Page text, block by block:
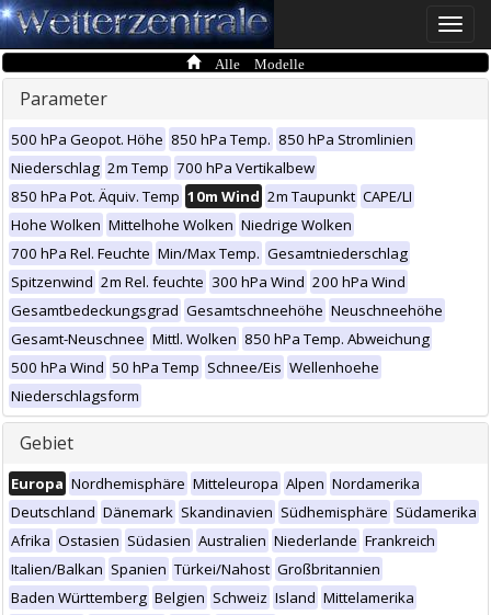
Toggle
Alle Modelle
Parameter
500 hPa Geopot. Höhe 850 hPa Temp. 850 hPa Stromlinien
Niederschlag 2m Temp 700 hPa Vertikalbew
850 hPa Pot. Äquiv. Temp 10m Wind 2m Taupunkt CAPE/LI
Hohe Wolken Mittelhohe Wolken Niedrige Wolken
700 hPa Rel. Feuchte Min/Max Temp. Gesamtniederschlag
Spitzenwind 2m Rel. feuchte 300 hPa Wind 200 hPa Wind
Gesamtbedeckungsgrad Gesamtschneehöhe Neuschneehöhe
Gesamt-Neuschnee Mittl. Wolken 850 hPa Temp. Abweichung
500 hPa Wind 50 hPa Temp Schnee/Eis Wellenhoehe
Niederschlagsform
Gebiet
Europa Nordhemisphäre Mitteleuropa Alpen Nordamerika
Deutschland Dänemark Skandinavien Südhemisphäre Südamerika
Afrika Ostasien Südasien Australien Niederlande Frankreich
Italien/Balkan Spanien Türkei/Nahost Großbritannien
Baden Württemberg Belgien Schweiz Island Mittelamerika